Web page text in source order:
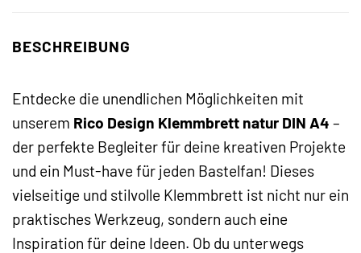
BESCHREIBUNG
Entdecke die unendlichen Möglichkeiten mit
unserem Rico Design Klemmbrett natur DIN A4 –
der perfekte Begleiter für deine kreativen Projekte
und ein Must-have für jeden Bastelfan! Dieses
vielseitige und stilvolle Klemmbrett ist nicht nur ein
praktisches Werkzeug, sondern auch eine
Inspiration für deine Ideen. Ob du unterwegs